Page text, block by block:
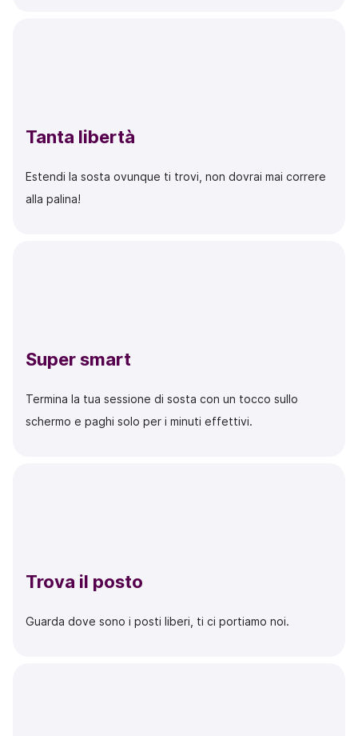
Tanta libertà
Estendi la sosta ovunque ti trovi, non dovrai mai correre
alla palina!
Super smart
Termina la tua sessione di sosta con un tocco sullo
schermo e paghi solo per i minuti effettivi.
Trova il posto
Guarda dove sono i posti liberi, ti ci portiamo noi.